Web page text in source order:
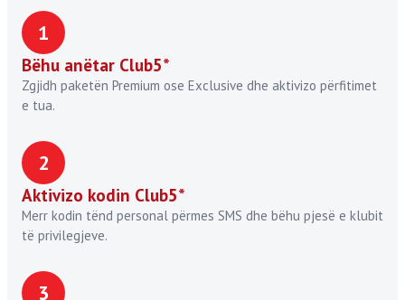
1
Bëhu anëtar Club5*
Zgjidh paketën Premium ose Exclusive dhe aktivizo përfitimet
e tua.
2
Aktivizo kodin Club5*
Merr kodin tënd personal përmes SMS dhe bëhu pjesë e klubit
të privilegjeve.
3